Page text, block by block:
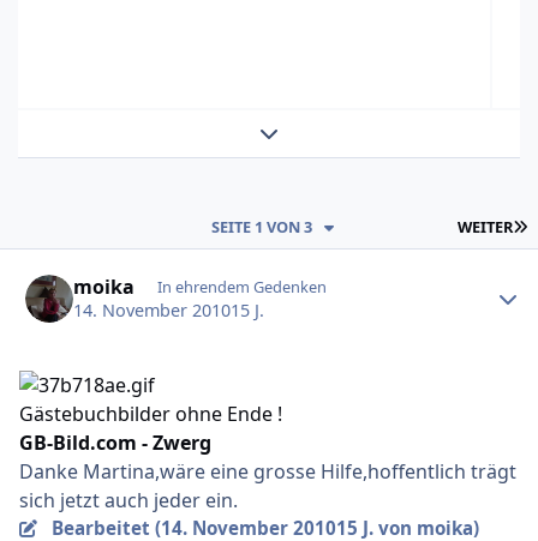
Themenansicht erweitern
WEITER
SEITE 1 VON 3
moika In ehrendem Gedenken
14. November 201015 J.
Gästebuchbilder ohne Ende !
GB-Bild.com - Zwerg
Danke Martina,wäre eine grosse Hilfe,hoffentlich trägt
sich jetzt auch jeder ein.
Bearbeitet (14. November 201015 J.von moika)